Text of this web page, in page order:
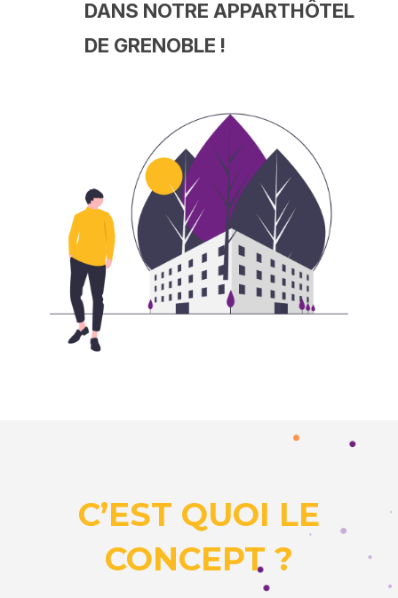
DANS NOTRE APPARTHÔTEL
DE GRENOBLE !
C’EST QUOI LE
CONCEPT ?